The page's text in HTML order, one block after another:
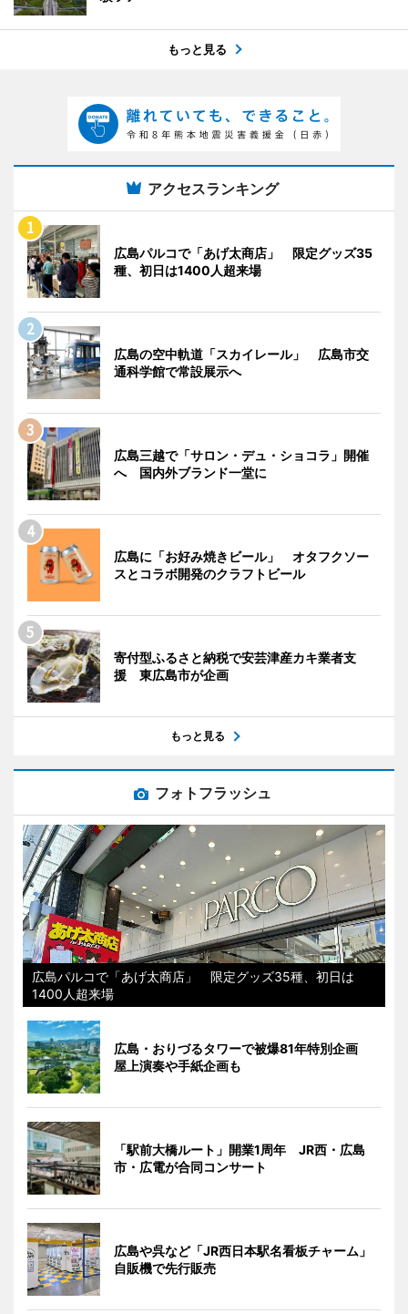
もっと見る
アクセスランキング
広島パルコで「あげ太商店」 限定グッズ35
種、初日は1400人超来場
広島の空中軌道「スカイレール」 広島市交
通科学館で常設展示へ
広島三越で「サロン・デュ・ショコラ」開催
へ 国内外ブランド一堂に
広島に「お好み焼きビール」 オタフクソー
スとコラボ開発のクラフトビール
寄付型ふるさと納税で安芸津産カキ業者支
援 東広島市が企画
もっと見る
フォトフラッシュ
広島パルコで「あげ太商店」 限定グッズ35種、初日は
1400人超来場
広島・おりづるタワーで被爆81年特別企画
屋上演奏や手紙企画も
「駅前大橋ルート」開業1周年 JR西・広島
市・広電が合同コンサート
広島や呉など「JR西日本駅名看板チャーム」
自販機で先行販売